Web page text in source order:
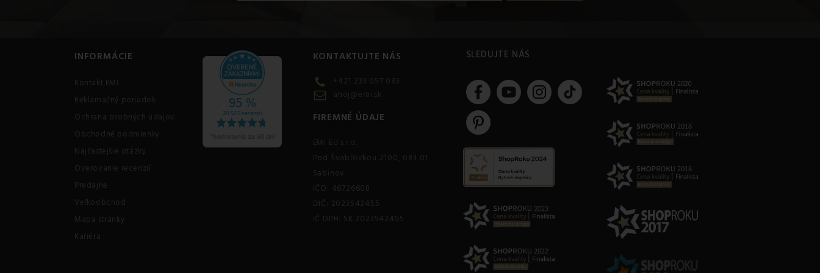
INFORMÁCIE
Kontakt EMI
Reklamačný poriadok
Ochrana osobných údajov
Obchodné podmienky
Najčastejšie otázky
Overovanie recenzií
Predajne
Veľkoobchod
Mapa stránky
Kariéra
KONTAKTUJTE NÁS
+421 233 057 083
ahoj@emi.sk
FIREMNÉ ÚDAJE
EMI EU s.r.o.
Pod Švabľovkou 2100, 083 01
Sabinov
IČO: 46726608
DIČ: 2023542455
IČ DPH: SK 2023542455
SLEDUJTE NÁS